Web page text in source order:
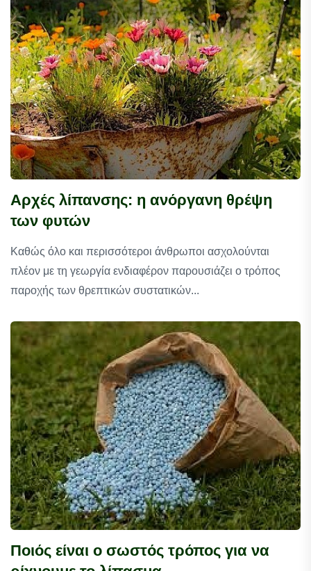
Αρχές λίπανσης: η ανόργανη θρέψη
των φυτών
Καθώς όλο και περισσότεροι άνθρωποι ασχολούνται
πλέον με τη γεωργία ενδιαφέρον παρουσιάζει ο τρόπος
παροχής των θρεπτικών συστατικών...
Ποιός είναι ο σωστός τρόπος για να